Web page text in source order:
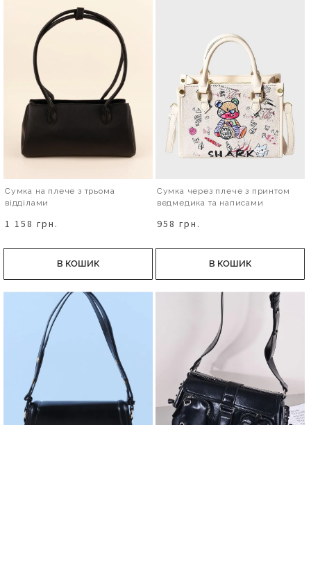
Сумка на плече з трьома
відділами
1 158 грн.
В КОШИК
Сумка через плече з принтом
ведмедика та написами
958 грн.
В КОШИК